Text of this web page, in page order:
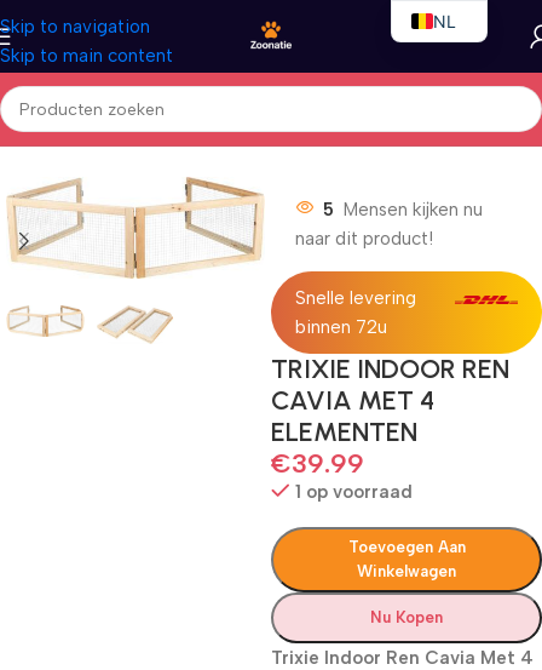
Skip to navigation
Skip to main content
Home/Kleindieren/Kleindierenkooien
5 Mensen kijken nu
naar dit product!
Snelle levering
binnen 72u
TRIXIE INDOOR REN
CAVIA MET 4
ELEMENTEN
€39.99
1 op voorraad
Toevoegen Aan
Winkelwagen
Nu Kopen
Trixie Indoor Ren Cavia Met 4
NL